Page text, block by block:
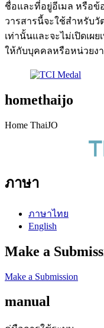
ชื่อและที่อยู่อีเมล หรือข้
วารสารนี้จะใช้สำหรับวั
เท่านั้นและจะไม่เปิดเผ
ให้กับบุคคลหรือหน่วยง
homethaijo
Home ThaiJO
ภาษา
ภาษาไทย
English
Make a
Make a Submission
manual